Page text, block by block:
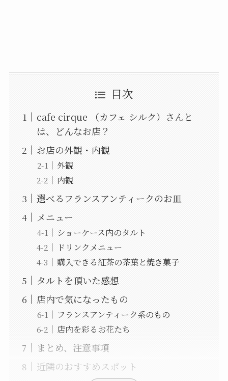
目次
cafe cirque （カフェ シルク）さんと
は、どんなお店？
お店の外観・内観
外観
内観
選べるフランスアンティークのお皿
メニュー
ショーケース内のタルト
ドリンクメニュー
購入できる紅茶の茶葉と焼き菓子
タルトを頂いた感想
店内で気になったもの
フランスアンティーク系のもの
店内を彩るお花たち
まとめ、注意事項
近隣のおすすめスポット